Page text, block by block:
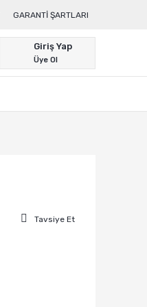
GARANTI ŞARTLARI
Giriş Yap
Üye Ol
Tavsiye Et